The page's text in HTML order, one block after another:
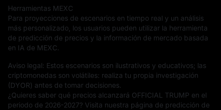
Herramientas MEXC
Para proyecciones de escenarios en tiempo real y un análisis
más personalizado, los usuarios pueden utilizar la herramienta
de predicción de precios y la información de mercado basada
en IA de MEXC.
Aviso legal: Estos escenarios son ilustrativos y educativos; las
criptomonedas son volátiles: realiza tu propia investigación
(DYOR) antes de tomar decisiones.
¿Quieres saber qué precios alcanzará OFFICIAL TRUMP en el
periodo de 2026-2027? Visita nuestra página de predicción de